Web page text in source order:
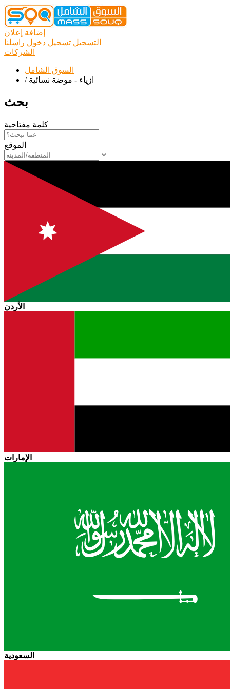
إضافة إعلان
التسجيل تسجيل دخول راسلنا
الشركات
السوق الشامل
/ ازياء - موضة نسائية
بحث
كلمة مفتاحية
الموقع
الأردن
الإمارات
السعودية